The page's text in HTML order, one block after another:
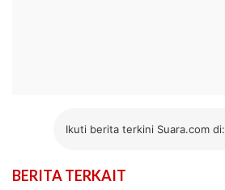
Ikuti berita terkini Suara.com di:
BERITA TERKAIT